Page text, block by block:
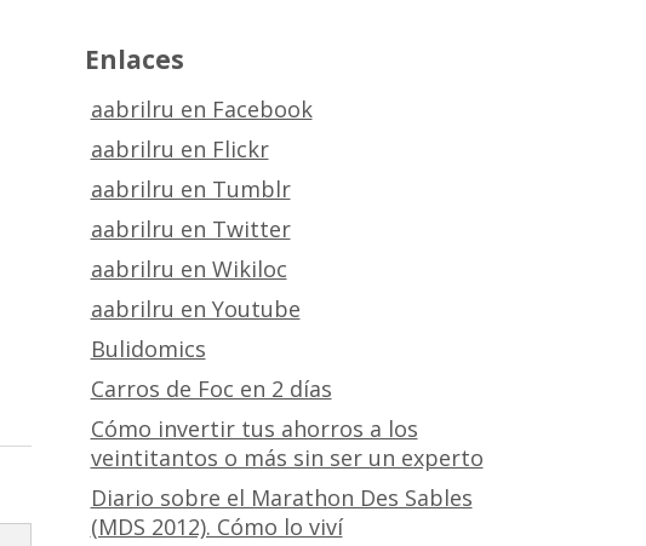
Enlaces
aabrilru en Facebook
aabrilru en Flickr
aabrilru en Tumblr
aabrilru en Twitter
aabrilru en Wikiloc
aabrilru en Youtube
Bulidomics
Carros de Foc en 2 días
Cómo invertir tus ahorros a los
veintitantos o más sin ser un experto
Diario sobre el Marathon Des Sables
(MDS 2012). Cómo lo viví